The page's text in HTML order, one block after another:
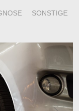
SONSTIGE